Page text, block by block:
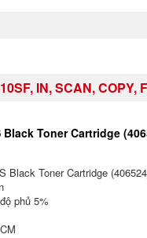
IN, SCAN,
Toner Cartridge
Black Toner Cartridge
phủ 5%